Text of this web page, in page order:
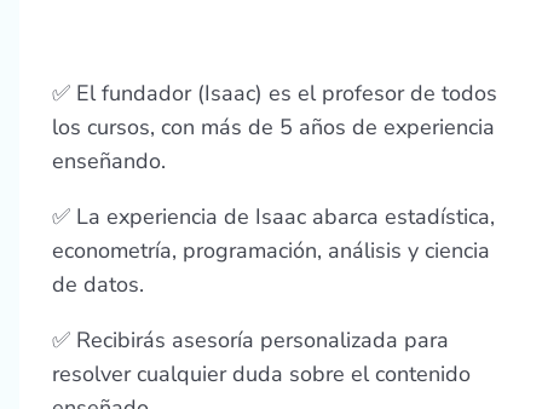
✅ El fundador (Isaac) es el profesor de todos
los cursos, con más de 5 años de experiencia
enseñando.
✅ La experiencia de Isaac abarca estadística,
econometría, programación, análisis y ciencia
de datos.
✅ Recibirás asesoría personalizada para
resolver cualquier duda sobre el contenido